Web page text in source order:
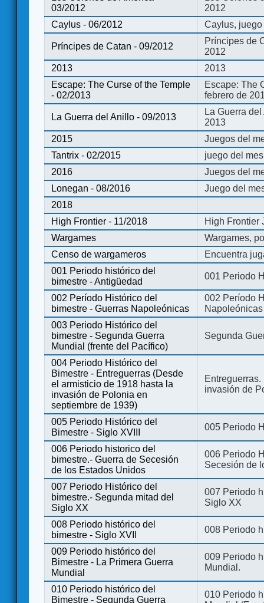
03/2012
2012
Caylus - 06/2012
Caylus,
Príncipes de Catan - 09/2012
Príncipes de
2012
2013
2013
Escape: The Curse of the Temple
- 02/2013
Escape: The
febrero de
La Guerra del Anillo - 09/2013
La Guerra
2013
2015
Juegos del
Tantrix - 02/2015
juego del
2016
Juegos del
Lonegan - 08/2016
Juego del
2018
High Frontier - 11/2018
High Frontier
Wargames
Wargames,
Censo de wargameros
Encuentra
001 Periodo histórico del
bimestre - Antigüedad
001 Periodo
002 Período Histórico del
bimestre - Guerras Napoleónicas
002 Período
Napoleónicas
003 Periodo Histórico del
bimestre - Segunda Guerra
Mundial (frente del Pacífico)
Segunda
004 Periodo Histórico del
Bimestre - Entreguerras (Desde
el armisticio de 1918 hasta la
invasión de Polonia en
septiembre de 1939)
invasión de
005 Periodo Histórico del
Bimestre - Siglo XVIII
005 Periodo
006 Periodo historico del
bimestre.- Guerra de Secesión
de los Estados Unidos
006 Periodo
Secesión de
007 Periodo Histórico del
bimestre.- Segunda mitad del
Siglo XX
007 Periodo
Siglo XX
008 Periodo histórico del
bimestre - Siglo XVII
008 Periodo
009 Periodo histórico del
Bimestre - La Primera Guerra
Mundial
009 Periodo
Mundial.
010 Periodo histórico del
Bimestre - Segunda Guerra
010 Periodo